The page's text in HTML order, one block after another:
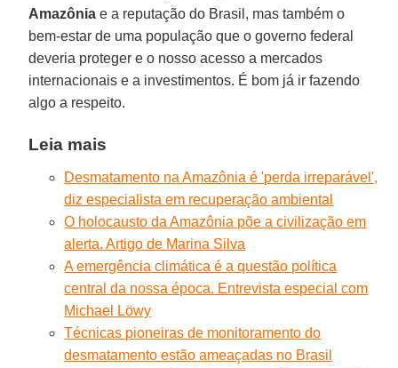
Amazônia e a reputação do Brasil, mas também o
bem-estar de uma população que o governo federal
deveria proteger e o nosso acesso a mercados
internacionais e a investimentos. É bom já ir fazendo
algo a respeito.
Leia mais
Desmatamento na Amazônia é 'perda irreparável',
diz especialista em recuperação ambiental
O holocausto da Amazônia põe a civilização em
alerta. Artigo de Marina Silva
A emergência climática é a questão política
central da nossa época. Entrevista especial com
Michael Löwy
Técnicas pioneiras de monitoramento do
desmatamento estão ameaçadas no Brasil